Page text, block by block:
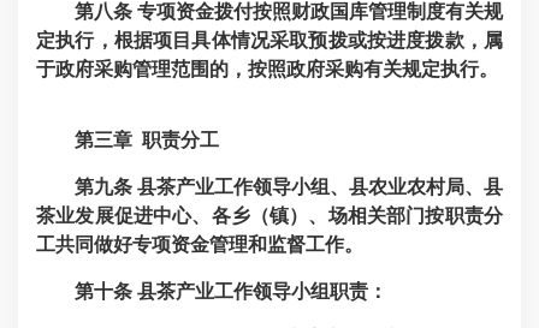
第八条 专项资金拨付按照财政国库管理制度有关规
定执行，根据项目具体情况采取预拨或按进度拨款，属
于政府采购管理范围的，按照政府采购有关规定执行。
第三章 职责分工
第九条 县茶产业工作领导小组、县农业农村局、县
茶业发展促进中心、各乡（镇）、场相关部门按职责分
工共同做好专项资金管理和监督工作。
第十条 县茶产业工作领导小组职责：